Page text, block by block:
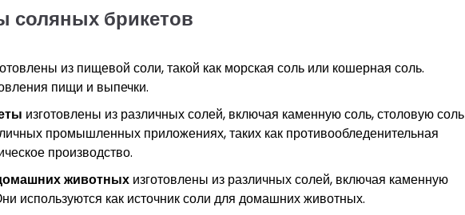
соляных брикетов
из пищевой соли, такой как морская соль или кошерная соль.
пищи и выпечки.
изготовлены из различных солей, включая каменную соль, столовую соль
промышленных приложениях, таких как противообледенительная
производство.
животных изготовлены из различных солей, включая каменную
используются как источник соли для домашних животных.